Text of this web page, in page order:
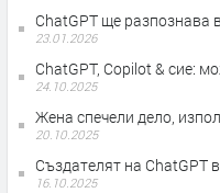
ChatGPT ще разпознава
23.01.2026
ChatGPT, Copilot & сие:
24.10.2025
Жена спечели дело,
20.10.2025
Създателят на ChatGPT
16.10.2025